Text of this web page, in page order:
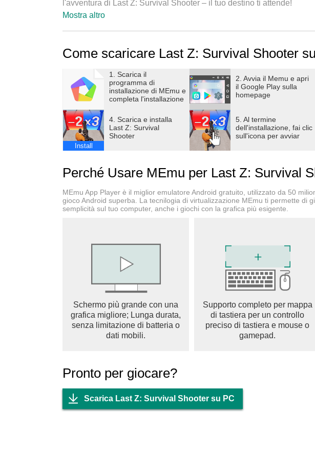
l'avventura di Last Z: Survival Shooter – il tuo destino ti attende!
Nel cuore di un’apocalisse infestata dagli zombie, la sopravvivenza
evita i loro attacchi con strategia e perfeziona la tua mira. Ogni
vittoria, ricompensandoti generosamente in questo emozionante
Esplora & Espandi
Preparati a un viaggio pieno di adrenalina, dove l’apocalisse diventa
conquistare. Esplora zone abbandonate, scova tesori nascosti,
apocalittico.
Sopravvivi & Prosperità
un immenso campo di crescita e opportunità. Le tue abilità
e militare, sbloccando un potenziale illimitato. Il tuo rifugio diventerà
Survival Shooter ora, mettiti alla prova nell’ultima sfida di
coraggio per conquistare l’apocalisse!
Mostra altro
Come scaricare Last Z: Survival Shooter
1. Scarica il
programma di
installazione di MEmu e
completa l'installazione
2. Avvia il Memu e apri
il Google Play sulla
homepage
Install
4. Scarica e installa
Last Z: Survival
Shooter
5. Al termine
dell'installazione, fai clic
sull'icona per avviar
Perché Usare MEmu per Last Z: Survival
MEmu App Player è il miglior emulatore Android gratuito, utilizzato da 50
gioco Android superba. La tecnilogia di virtualizzazione MEmu ti permette di
semplicità sul tuo computer, anche i giochi con la grafica più esigente.
Schermo più grande con una
grafica migliore; Lunga durata,
senza limitazione di batteria o
dati mobili.
Supporto completo per mappa
di tastiera per un controllo
preciso di tastiera e mouse o
gamepad.
Pronto per giocare?
Scarica Last Z: Survival Shooter su PC